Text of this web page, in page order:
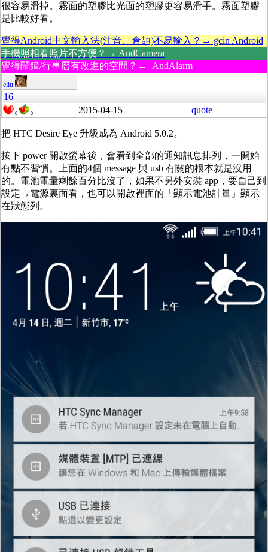
很容易滑掉。霧面的塑膠比光面的塑膠更容易滑手。霧面塑膠
是比較好看。
覺得Android中文輸入法(注音、倉頡)不易輸入？→ gcin Android
手機照相看照片不方便？→ AndCamera
覺得鬧鐘/行事曆有改進的空間？→ AndAlarm
eliu
16
0 0 2015-04-15 quote
把 HTC Desire Eye 升級成為 Android 5.0.2。
按下 power 開啟螢幕後，會看到全部的通知訊息排列，一開始
有點不習慣。上面的4個 message 與 usb 有關的根本就是沒用
的。電池電量剩餘百分比沒了，如果不另外安裝 app，要自己到
設定→電源裏面看，也可以開啟裡面的「顯示電池計量」顯示
在狀態列。